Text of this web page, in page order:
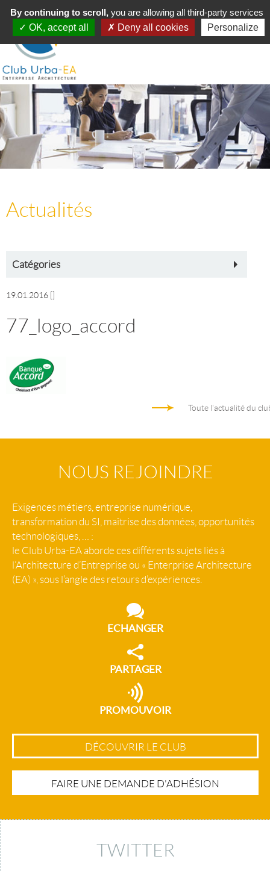
Toggle
navigation
MENU
Actualités
Catégories
19.01.2016
77_logo_accord
Toute l'actualité du
NOUS REJOINDRE
Exigences métiers, entreprise numérique,
transformation du SI, maîtrise des données, opportunités
technologiques, … :
le Club Urba-EA aborde ces différents sujets liés à
l’Architecture d’Entreprise ou « Enterprise Architecture
(EA) », sous l’angle des retours d’expériences.
ECHANGER
PARTAGER
PROMOUVOIR
DÉCOUVRIR LE CLUB
FAIRE UNE DEMANDE D'ADHÉSION
TWITTER
By continuing to scroll,you are allowing all third-party services
OK, accept all
Deny all cookies Personalize